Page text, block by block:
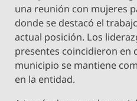
una reunión con mujeres
donde se destacó el
actual posición. Los
presentes coincidieron en
municipio se mantiene
en la entidad.